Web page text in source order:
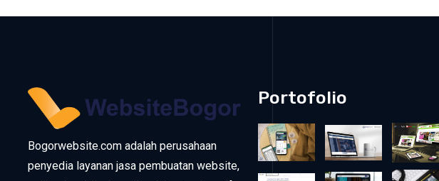
Bogorwebsite.com adalah perusahaan
penyedia layanan jasa pembuatan website,
Portofolio